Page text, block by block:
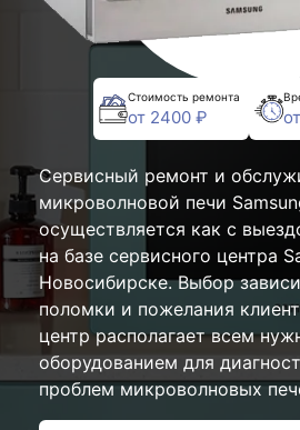
Стоимость ремонта
от 2400 ₽
Сервисный ремонт и
микроволновой печи
осуществляется как с
на базе сервисного центра
Новосибирске. Выбор
поломки и пожелания
центр располагает всем
оборудованием для
проблем микроволновых